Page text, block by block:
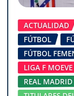
ACTUALIDAD
FÚTBOL
FÚTBOL
LIGA F MOEVE
REAL MADRID